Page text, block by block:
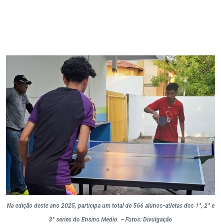
Na edição deste ano 2025, participa um total de 566 alunos-atletas dos 1°, 2° e
3° séries do Ensino Médio. – Fotos: Divulgação